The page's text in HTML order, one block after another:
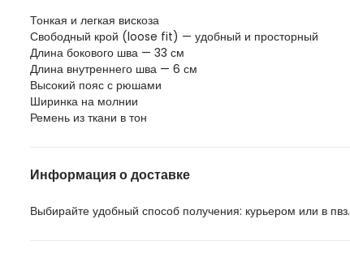
Тонкая и легкая вискоза
Свободный крой (loose fit) — удобный и просторный
Длина бокового шва — 33 см
Длина внутреннего шва — 6 см
Высокий пояс с рюшами
Ширинка на молнии
Ремень из ткани в тон
Информация о доставке
Выбирайте удобный способ получения: курьером или в пвз.